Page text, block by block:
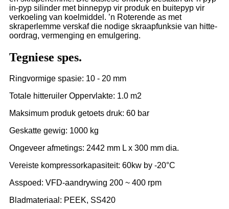
in-pyp silinder met binnepyp vir produk en buitepyp vir
verkoeling van koelmiddel. ’n Roterende as met
skraperlemme verskaf die nodige skraapfunksie van hitte-
oordrag, vermenging en emulgering.
Tegniese spes.
Ringvormige spasie: 10 - 20 mm
Totale hitteruiler Oppervlakte: 1.0 m2
Maksimum produk getoets druk: 60 bar
Geskatte gewig: 1000 kg
Ongeveer afmetings: 2442 mm L x 300 mm dia.
Vereiste kompressorkapasiteit: 60kw by -20°C
Asspoed: VFD-aandrywing 200 ~ 400 rpm
Bladmateriaal: PEEK, SS420